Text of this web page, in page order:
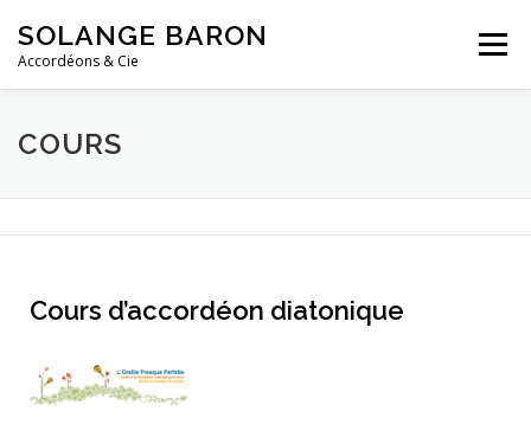
SOLANGE BARON
Accordéons & Cie
Menu
ACCUEIL
COURS
Cours d’accordéon diatonique